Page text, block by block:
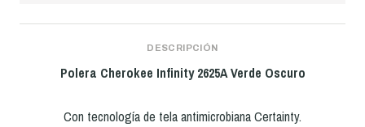
DESCRIPCIÓN
Polera Cherokee Infinity 2625A Verde Oscuro
Con tecnología de tela antimicrobiana Certainty.